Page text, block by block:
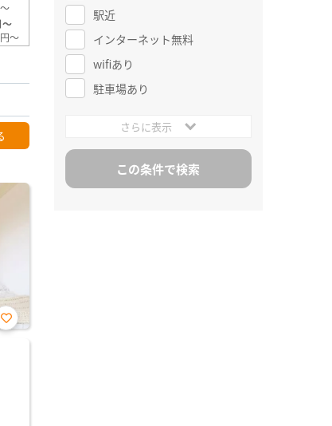
～
お気
駅近
インターネット無料
wifiあり
駐車場あり
さらに表示